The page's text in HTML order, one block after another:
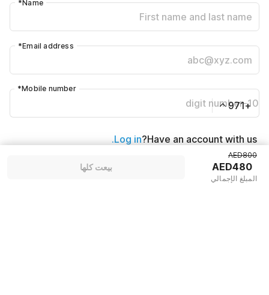
Name
*
Email address
*
+971
Mobile number
*
Have an account with us?
Log in.
AED480
AED800
المبلغ الإجمالي
بيعت كلها